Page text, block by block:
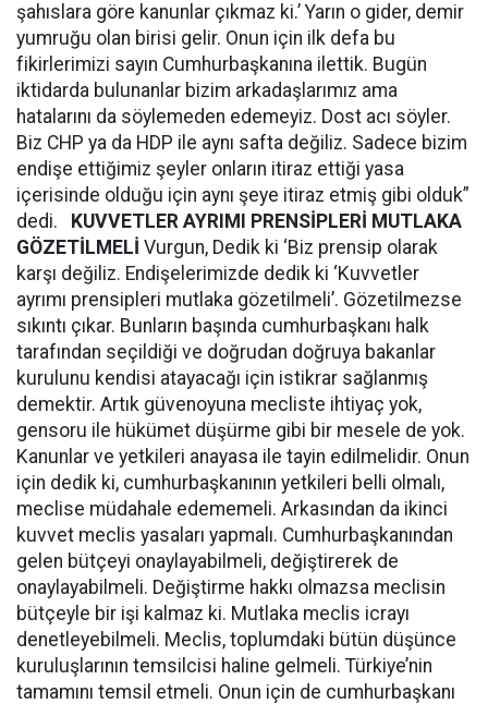
şahıslara göre kanunlar çıkmaz ki.’ Yarın o gider, demir
yumruğu olan birisi gelir. Onun için ilk defa bu
fikirlerimizi sayın Cumhurbaşkanına ilettik. Bugün
iktidarda bulunanlar bizim arkadaşlarımız ama
hatalarını da söylemeden edemeyiz. Dost acı söyler.
Biz CHP ya da HDP ile aynı safta değiliz. Sadece bizim
endişe ettiğimiz şeyler onların itiraz ettiği yasa
içerisinde olduğu için aynı şeye itiraz etmiş gibi olduk”
dedi.
KUVVETLER AYRIMI PRENSİPLERİ MUTLAKA
GÖZETİLMELİ Vurgun, Dedik ki ‘Biz prensip olarak
karşı değiliz. Endişelerimizde dedik ki ‘Kuvvetler
ayrımı prensipleri mutlaka gözetilmeli’. Gözetilmezse
sıkıntı çıkar. Bunların başında cumhurbaşkanı halk
tarafından seçildiği ve doğrudan doğruya bakanlar
kurulunu kendisi atayacağı için istikrar sağlanmış
demektir. Artık güvenoyuna mecliste ihtiyaç yok,
gensoru ile hükümet düşürme gibi bir mesele de yok.
Kanunlar ve yetkileri anayasa ile tayin edilmelidir. Onun
için dedik ki, cumhurbaşkanının yetkileri belli olmalı,
meclise müdahale edememeli. Arkasından da ikinci
kuvvet meclis yasaları yapmalı. Cumhurbaşkanından
gelen bütçeyi onaylayabilmeli, değiştirerek de
onaylayabilmeli. Değiştirme hakkı olmazsa meclisin
bütçeyle bir işi kalmaz ki. Mutlaka meclis icrayı
denetleyebilmeli. Meclis, toplumdaki bütün düşünce
kuruluşlarının temsilcisi haline gelmeli. Türkiye’nin
tamamını temsil etmeli. Onun için de cumhurbaşkanı